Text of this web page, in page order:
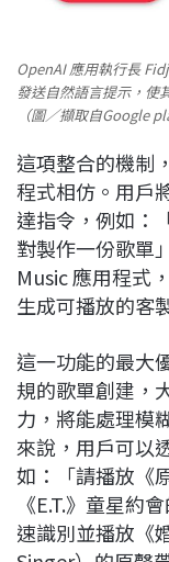
OpenAI 應用執行長
發送自然語言提示，使
（圖／擷取自Google
這項整合的機制
程式相仿。用戶
達指令，例如：
對製作一份歌單
Music 應用程式
生成可播放的客
這一功能的最大
規的歌單創建，
力，將能處理模
來說，用戶可以
如：「請播放《
《E.T.》童星約
速識別並播放《